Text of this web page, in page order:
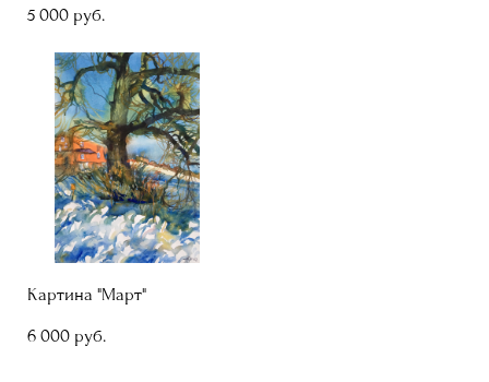
5 000 pуб.
Картина "Март"
6 000 pуб.